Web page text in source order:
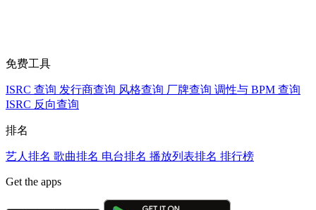
免费工具
ISRC 查询 发行商查询 风格查询 厂牌查询 调性与 BPM 查询
ISRC 反向查询
排名
艺人排名 歌曲排名 电台排名 播放列表排名 排行榜
Get the apps